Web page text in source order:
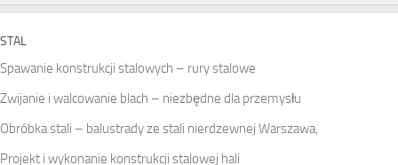
STAL
Spawanie konstrukcji stalowych – rury stalowe
Zwijanie i walcowanie blach – niezbędne dla przemysłu
Obróbka stali – balustrady ze stali nierdzewnej Warszawa,
Projekt i wykonanie konstrukcji stalowej hali